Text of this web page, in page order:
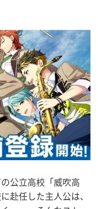
公立高校「威吹高
赴任した主人公は、